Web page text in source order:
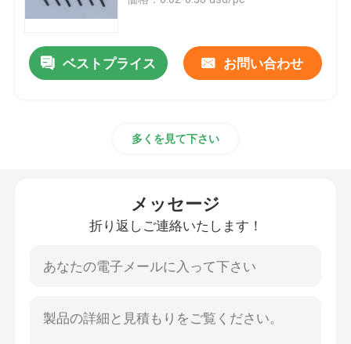
ベストプライス お問い合わせ
多くを見て下さい
メッセージ
折り返しご連絡いたします！